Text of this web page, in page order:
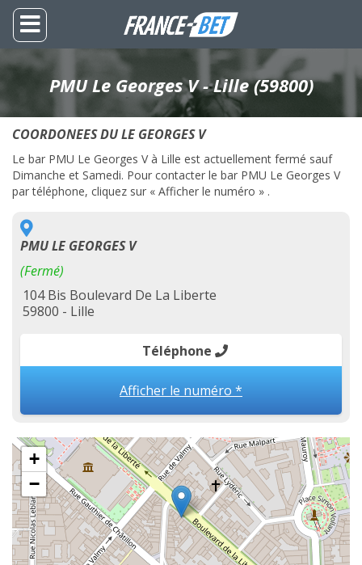
PMU Le Georges V - Lille (59800)
COORDONEES DU LE GEORGES V
Le bar PMU Le Georges V à Lille est actuellement fermé sauf
Dimanche et Samedi. Pour contacter le bar PMU Le Georges V
par téléphone, cliquez sur « Afficher le numéro » .
PMU LE GEORGES V
(Fermé)
104 Bis Boulevard De La Liberte
59800 - Lille
Téléphone
Afficher le numéro *
+
−